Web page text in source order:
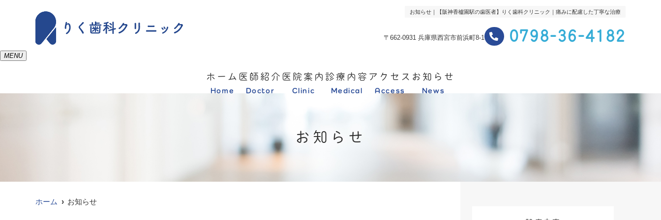
お知らせ｜【阪神香櫨園駅の歯医者】りく歯科クリニック｜痛みに配慮した丁寧な治療
〒662-0931 兵庫県西宮市前浜町8-1 0798-36-4182
MENU
ホーム
Home
医師紹介
Doctor
医院案内
Clinic
診療内容
Medical
アクセス
Access
お知らせ
News
お知らせ
ホーム お知らせ